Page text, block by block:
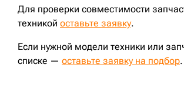
Для проверки совместимости
техникой оставьте заявку.
Если нужной модели техники или
списке — оставьте заявку на подбор.